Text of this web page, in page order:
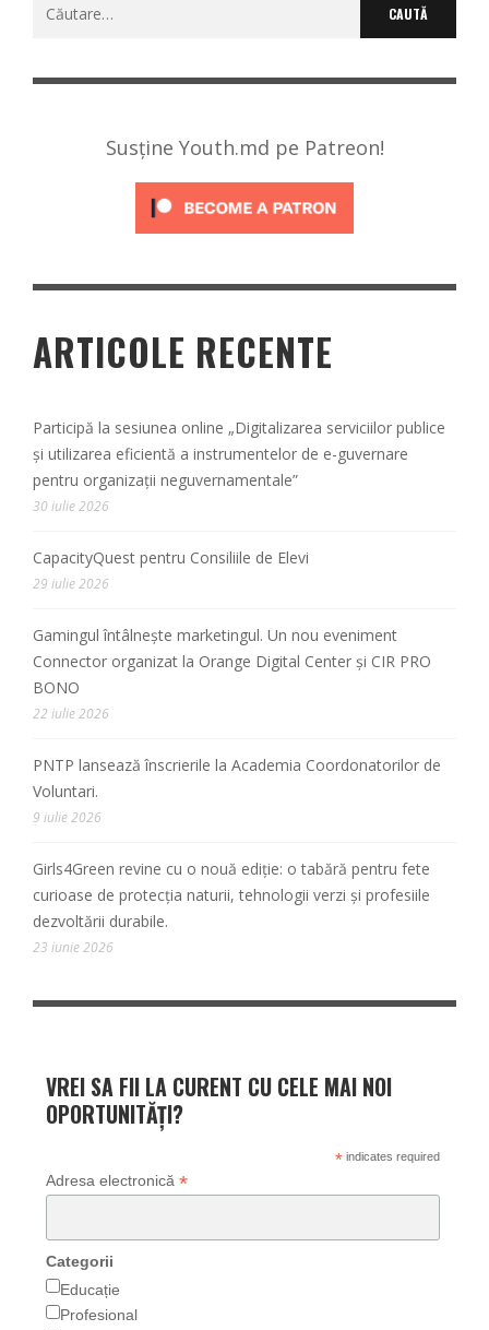
Susține Youth.md pe Patreon!
ARTICOLE RECENTE
Participă la sesiunea online „Digitalizarea serviciilor publice
și utilizarea eficientă a instrumentelor de e-guvernare
pentru organizații neguvernamentale”
30 iulie 2026
CapacityQuest pentru Consiliile de Elevi
29 iulie 2026
Gamingul întâlnește marketingul. Un nou eveniment
Connector organizat la Orange Digital Center și CIR PRO
BONO
22 iulie 2026
PNTP lansează înscrierile la Academia Coordonatorilor de
Voluntari.
9 iulie 2026
Girls4Green revine cu o nouă ediție: o tabără pentru fete
curioase de protecția naturii, tehnologii verzi și profesiile
dezvoltării durabile.
23 iunie 2026
VREI SA FII LA CURENT CU CELE MAI NOI
OPORTUNITĂȚI?
*indicates required
Adresa electronică *
Categorii
Educație
Profesional